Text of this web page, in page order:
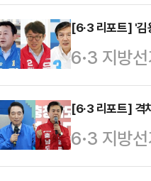
거에서는
무게를 실
각자의 정
열린 선거
'청정자연
더불어민
레이스 첫
입한다. 사
시점이다
의 출발점
[6·3 리포트] '김
6·3 지방
어민주당
황교안 자
어지는 분
운데 조국·
[6·3 리포트] 격
6·3 지방
다. 박수현